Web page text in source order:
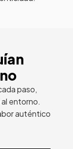
paso,
entorno.
auténtico